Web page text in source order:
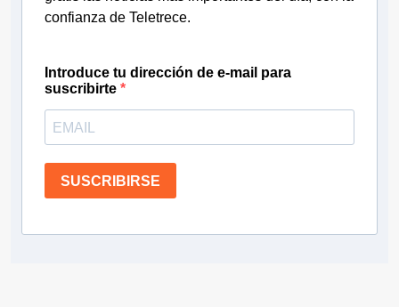
confianza de Teletrece.
Introduce tu dirección de e-mail para
suscribirte
SUSCRIBIRSE